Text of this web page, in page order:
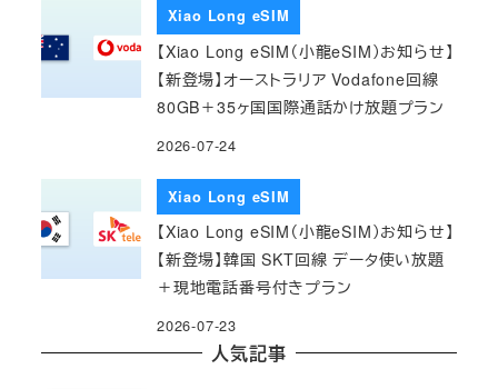
Xiao Long eSIM
【Xiao Long eSIM（小龍eSIM）お知らせ】
【新登場】オーストラリア Vodafone回線
80GB＋35ヶ国国際通話かけ放題プラン
2026-07-24
Xiao Long eSIM
【Xiao Long eSIM（小龍eSIM）お知らせ】
【新登場】韓国 SKT回線 データ使い放題
＋現地電話番号付きプラン
2026-07-23
人気記事